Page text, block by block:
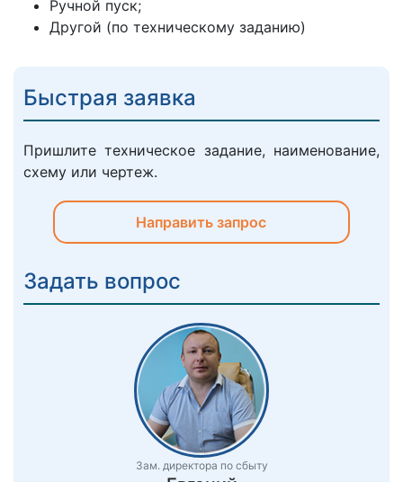
Ручной пуск;
Другой (по техническому заданию)
Быстрая заявка
Пришлите техническое задание, наименование,
схему или чертеж.
Направить запрос
Задать вопрос
Зам. директора по сбыту